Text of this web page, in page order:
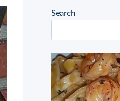
Search